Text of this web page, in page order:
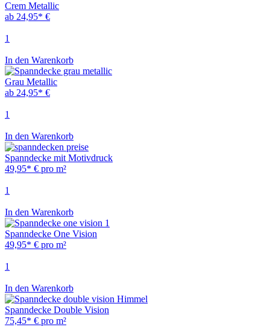
Crem Metallic
ab 24,95* €
1
In den Warenkorb
Grau Metallic
ab 24,95* €
1
In den Warenkorb
Spanndecke mit Motivdruck
49,95* € pro m²
1
In den Warenkorb
Spanndecke One Vision
49,95* € pro m²
1
In den Warenkorb
Spanndecke Double Vision
75,45* € pro m²